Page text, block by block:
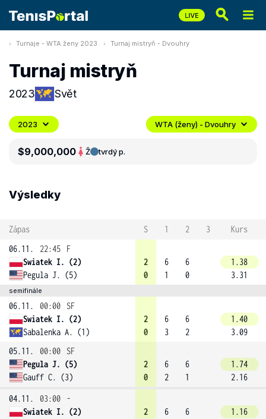
Turnaje - WTA ženy 2023 Turnaj mistryň - Dvouhry
Turnaj mistryň
2023 Svět
2023 WTA (ženy) - Dvouhry
$9,000,000 Ž tvrdý p.
Výsledky
Zápas S 1 2 3
Kurs
06.11.
22:45
F
Swiatek I. (2)
Pegula J. (5)
2
0
6
1
6
0
1.38
3.31
semifinále
06.11. 00:00
SF
Swiatek I. (2)
Sabalenka A. (1)
2
0
6
3
6
2
1.40
3.09
05.11.
00:00
SF
Pegula J. (5)
Gauff C. (3)
2
0
6
2
6
1
1.74
2.16
04.11. 03:00
-
Swiatek I. (2)
2
6
6
1.16